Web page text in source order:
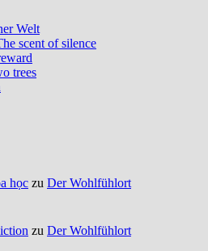
Welt
scent of silence
trees
học zu Der Wohlfühlort
zu Der Wohlfühlort